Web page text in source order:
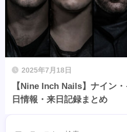
2025年7月18日
【Nine Inch Nails】ナイン
日情報・来日記録まとめ